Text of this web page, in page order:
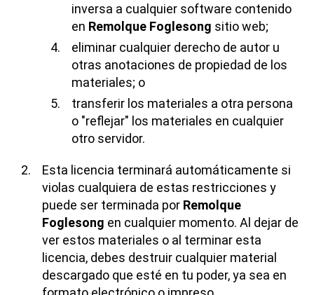
inversa a cualquier software contenido
en Remolque Foglesong sitio web;
eliminar cualquier derecho de autor u
otras anotaciones de propiedad de los
materiales; o
transferir los materiales a otra persona
o "reflejar" los materiales en cualquier
otro servidor.
Esta licencia terminará automáticamente si
violas cualquiera de estas restricciones y
puede ser terminada por Remolque
Foglesong en cualquier momento. Al dejar de
ver estos materiales o al terminar esta
licencia, debes destruir cualquier material
descargado que esté en tu poder, ya sea en